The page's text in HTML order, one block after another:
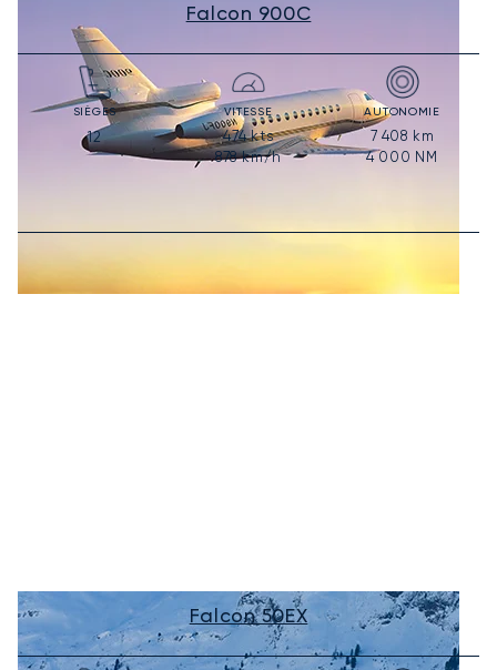
Falcon 900C
SIÈGES
12
VITESSE
474kts
878km/h
AUTONOMIE
7 408 km
4 000 NM
Falcon 50EX